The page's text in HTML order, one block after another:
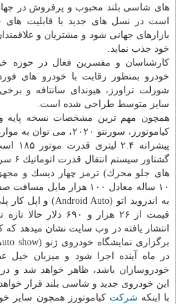
های شاسی بلند محبوب و پرفروش در
است در نسل های جدید با قابلیت های
بازارهای جهانی شود و مشتریان و
خود جذب نماید.
كارشناسان و مفسرین فعال در حوزه
خودرو بمنظور رقابت با خودرو های فورد
شورلت تراورز، هیوندای سانتافه و
سایز متوسط طراحی شده است.
همچون مهم ترین مشخصات نسخه پایه و
كیاموتورز، سورنتو ۲۰۲۰، می توان به موارد زیر اشاره كرد:
قیمت از ۲۶ هزار و ۶۹۰
در ماه آینده اجرا شود و میزبان خیل
خودروسازان باشد، ظاهر خواهد شد و
این خودروی جدید و شاسی بلند قرار
با اینكه شركت كیاموتورز همچون سایر